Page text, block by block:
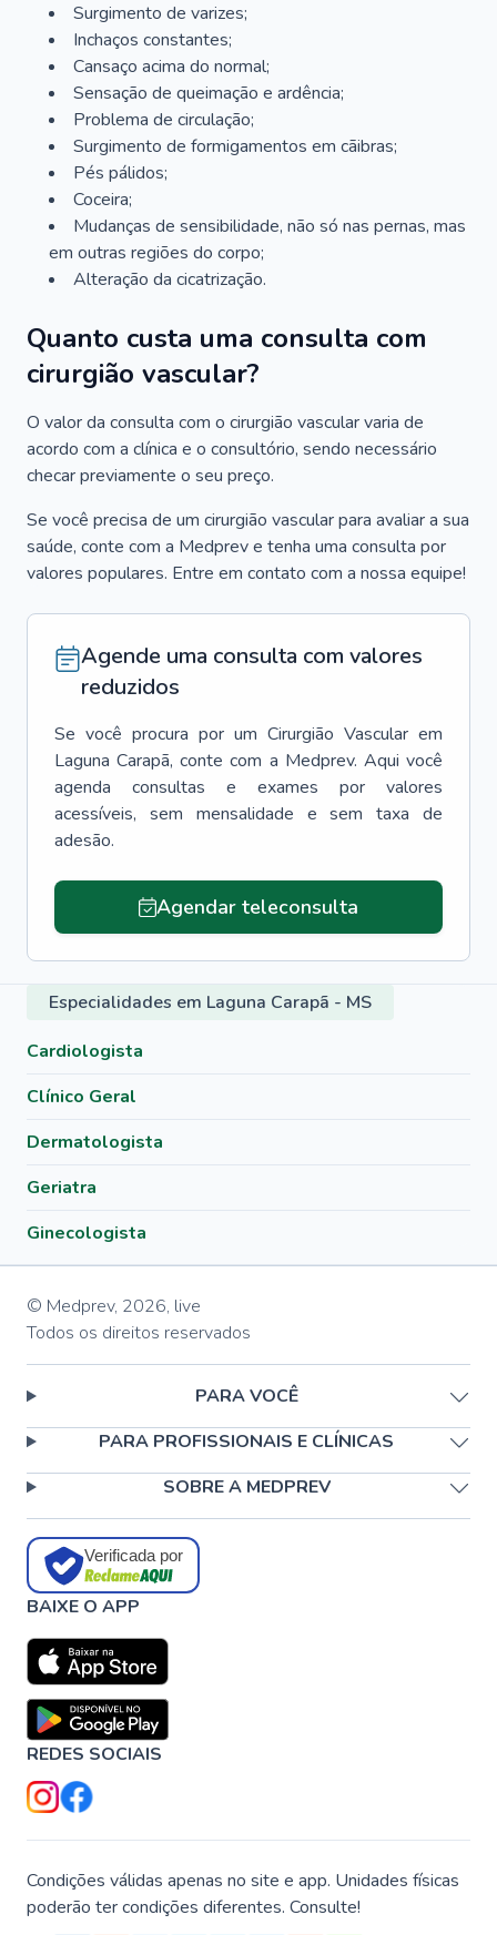
Surgimento de varizes;
Inchaços constantes;
Cansaço acima do normal;
Sensação de queimação e ardência;
Problema de circulação;
Surgimento de formigamentos em cãibras;
Pés pálidos;
Coceira;
Mudanças de sensibilidade, não só nas pernas, mas
em outras regiões do corpo;
Alteração da cicatrização.
Quanto custa uma consulta com
cirurgião vascular?
O valor da consulta com o cirurgião vascular varia de
acordo com a clínica e o consultório, sendo necessário
checar previamente o seu preço.
Se você precisa de um cirurgião vascular para avaliar a sua
saúde, conte com a Medprev e tenha uma consulta por
valores populares. Entre em contato com a nossa equipe!
Agende uma consulta com valores
reduzidos
Se você procura por um Cirurgião Vascular em
Laguna Carapã, conte com a Medprev. Aqui você
agenda consultas e exames por valores
acessíveis, sem mensalidade e sem taxa de
adesão.
Agendar teleconsulta
Especialidades em Laguna Carapã - MS
Cardiologista
Clínico Geral
Dermatologista
Geriatra
Ginecologista
© Medprev, 2026, live
Todos os direitos reservados
PARA VOCÊ
PARA PROFISSIONAIS E CLÍNICAS
SOBRE A MEDPREV
Verificada por
BAIXE O APP
REDES SOCIAIS
Condições válidas apenas no site e app. Unidades físicas
poderão ter condições diferentes. Consulte!